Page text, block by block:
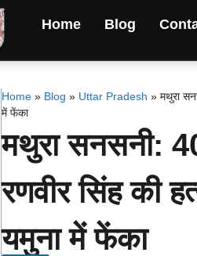
Home Blog
Home» Blog » Uttar Pradesh » मथुरा
में फेंका
मथुरा सनसनी:
रणवीर सिंह की
यमुना में फेंका